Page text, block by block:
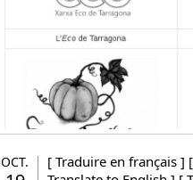
OCT.
[ Traduire en français ]